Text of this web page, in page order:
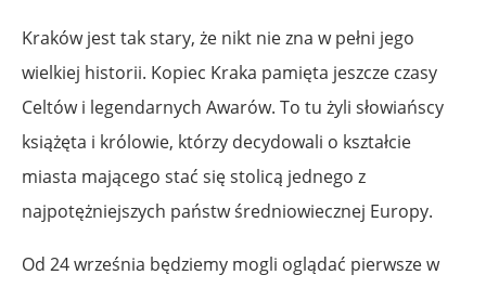
Kraków jest tak stary, że nikt nie zna w pełni jego
wielkiej historii. Kopiec Kraka pamięta jeszcze czasy
Celtów i legendarnych Awarów. To tu żyli słowiańscy
książęta i królowie, którzy decydowali o kształcie
miasta mającego stać się stolicą jednego z
najpotężniejszych państw średniowiecznej Europy.
Od 24 września będziemy mogli oglądać pierwsze w